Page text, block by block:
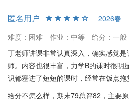
匿名用户
2026春
难度：困难
作业：中等 给分：一般
丁老师讲课非常认真深入，确实感觉
师。内容也很丰富，力学B的课时很明
识都塞进了短短的课时，经常在饭点拖
给分不怎么样，期末79总评82，主要